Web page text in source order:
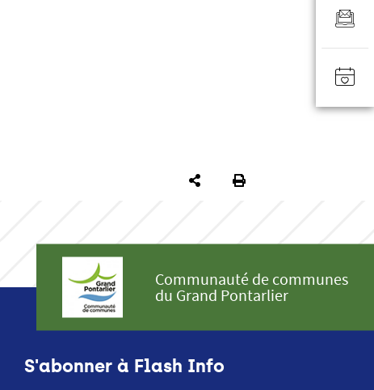
PARTAGER
Communauté de communes
du Grand Pontarlier
S'abonner à Flash Info